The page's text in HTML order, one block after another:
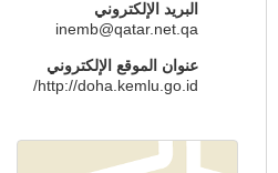
البريد الإلكتروني
inemb@qatar.net.qa
عنوان الموقع الإلكتروني
http://doha.kemlu.go.id/